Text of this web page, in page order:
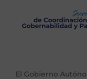
El Gobierno